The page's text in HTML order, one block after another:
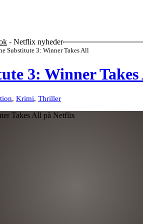
- Netflix nyheder
Substitute 3: Winner Takes All
3: Winner
, Krimi, Thriller